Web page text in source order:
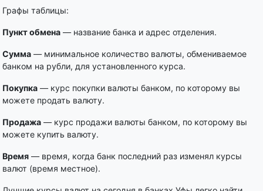
Графы таблицы:
Пункт обмена — название банка и адрес отделения.
Сумма — минимальное количество валюты, обмениваемое
банком на рубли, для установленного курса.
Покупка — курс покупки валюты банком, по которому вы
можете продать валюту.
Продажа — курс продажи валюты банком, по которому вы
можете купить валюту.
Время — время, когда банк последний раз изменял курсы
валют (время местное).